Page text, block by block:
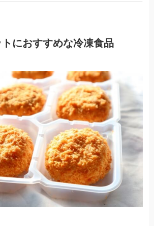
トにおすすめな冷凍食品